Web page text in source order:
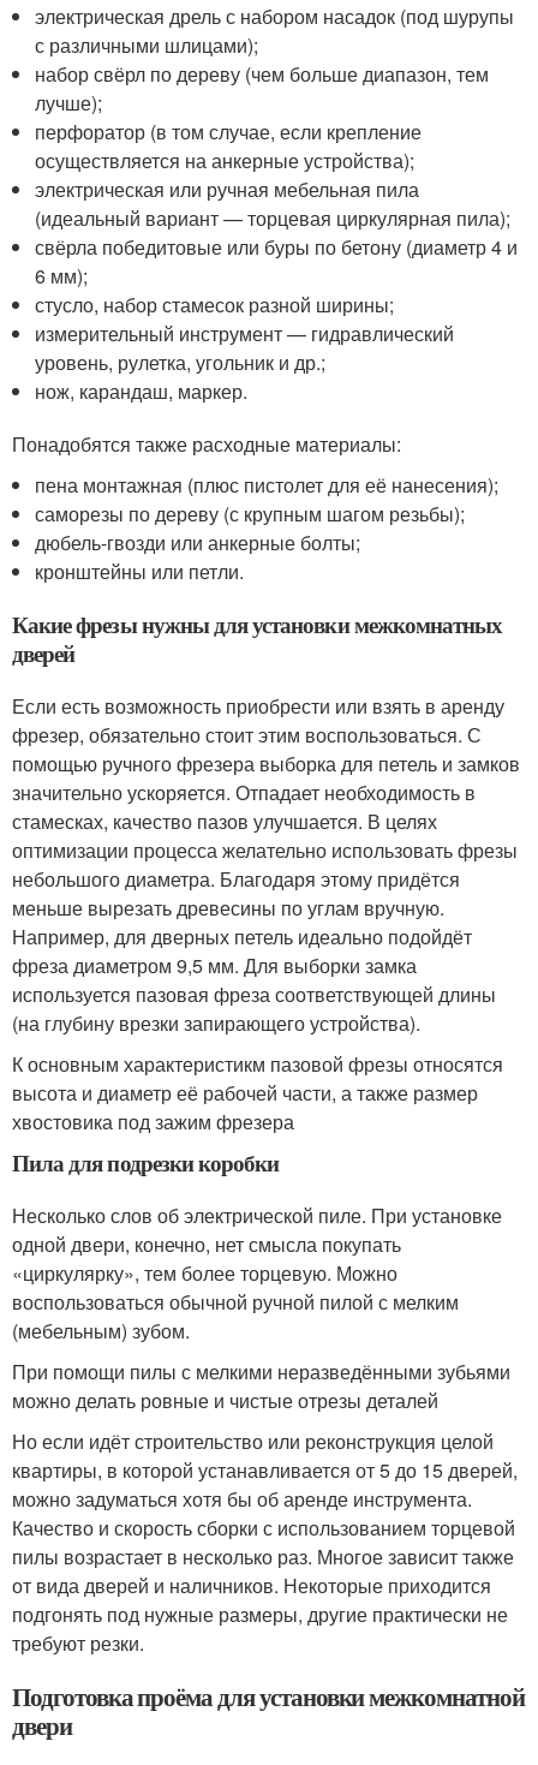
электрическая дрель с набором насадок (под шурупы
с различными шлицами);
набор свёрл по дереву (чем больше диапазон, тем
лучше);
перфоратор (в том случае, если крепление
осуществляется на анкерные устройства);
электрическая или ручная мебельная пила
(идеальный вариант — торцевая циркулярная пила);
свёрла победитовые или буры по бетону (диаметр 4 и
6 мм);
стусло, набор стамесок разной ширины;
измерительный инструмент — гидравлический
уровень, рулетка, угольник и др.;
нож, карандаш, маркер.
Понадобятся также расходные материалы:
пена монтажная (плюс пистолет для её нанесения);
саморезы по дереву (с крупным шагом резьбы);
дюбель-гвозди или анкерные болты;
кронштейны или петли.
Какие фрезы нужны для установки межкомнатных
дверей
Если есть возможность приобрести или взять в аренду
фрезер, обязательно стоит этим воспользоваться. С
помощью ручного фрезера выборка для петель и замков
значительно ускоряется. Отпадает необходимость в
стамесках, качество пазов улучшается. В целях
оптимизации процесса желательно использовать фрезы
небольшого диаметра. Благодаря этому придётся
меньше вырезать древесины по углам вручную.
Например, для дверных петель идеально подойдёт
фреза диаметром 9,5 мм. Для выборки замка
используется пазовая фреза соответствующей длины
(на глубину врезки запирающего устройства).
К основным характеристикм пазовой фрезы относятся
высота и диаметр её рабочей части, а также размер
хвостовика под зажим фрезера
Пила для подрезки коробки
Несколько слов об электрической пиле. При установке
одной двери, конечно, нет смысла покупать
«циркулярку», тем более торцевую. Можно
воспользоваться обычной ручной пилой с мелким
(мебельным) зубом.
При помощи пилы с мелкими неразведёнными зубьями
можно делать ровные и чистые отрезы деталей
Но если идёт строительство или реконструкция целой
квартиры, в которой устанавливается от 5 до 15 дверей,
можно задуматься хотя бы об аренде инструмента.
Качество и скорость сборки с использованием торцевой
пилы возрастает в несколько раз. Многое зависит также
от вида дверей и наличников. Некоторые приходится
подгонять под нужные размеры, другие практически не
требуют резки.
Подготовка проёма для установки межкомнатной
двери